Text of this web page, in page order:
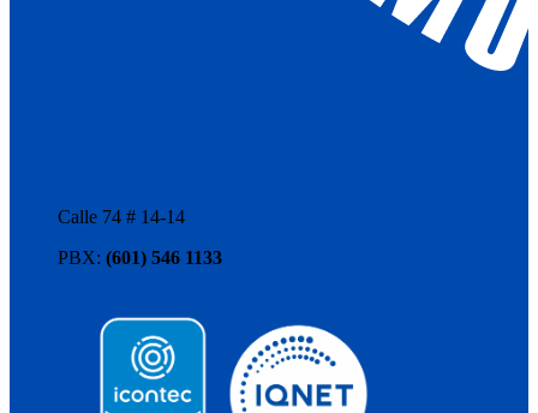
Calle 74 # 14-14
PBX: (601) 546 1133